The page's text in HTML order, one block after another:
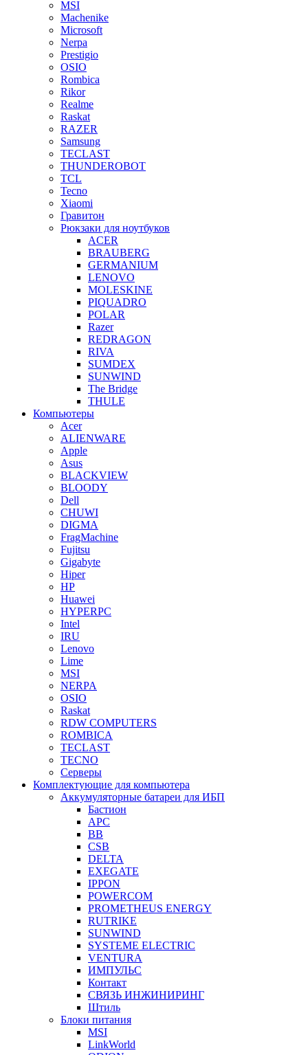
MSI
Machenike
Microsoft
Nerpa
Prestigio
OSIO
Rombica
Rikor
Realme
Raskat
RAZER
Samsung
TECLAST
THUNDEROBOT
TCL
Tecno
Xiaomi
Гравитон
Рюкзаки для ноутбуков
ACER
BRAUBERG
GERMANIUM
LENOVO
MOLESKINE
PIQUADRO
POLAR
Razer
REDRAGON
RIVA
SUMDEX
SUNWIND
The Bridge
THULE
Компьютеры
Acer
ALIENWARE
Apple
Asus
BLACKVIEW
BLOODY
Dell
CHUWI
DIGMA
FragMachine
Fujitsu
Gigabyte
Hiper
HP
Huawei
HYPERPC
Intel
IRU
Lenovo
Lime
MSI
NERPA
OSIO
Raskat
RDW COMPUTERS
ROMBICA
TECLAST
TECNO
Серверы
Комплектующие для компьютера
Аккумуляторные батареи для ИБП
Бастион
APC
BB
CSB
DELTA
EXEGATE
IPPON
POWERCOM
PROMETHEUS ENERGY
RUTRIKE
SUNWIND
SYSTEME ELECTRIC
VENTURA
ИМПУЛЬС
Контакт
СВЯЗЬ ИНЖИНИРИНГ
Штиль
Блоки питания
MSI
LinkWorld